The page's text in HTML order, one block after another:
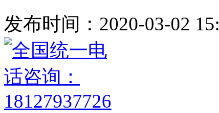
发布时间：2020-03-02